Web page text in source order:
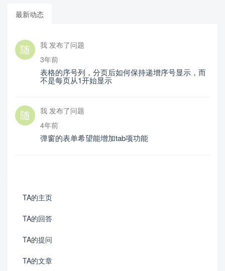
最新动态
我 发布了问题
3年前
表格的序号列，分页后如何保持递增序号显示，而
不是每页从1开始显示
我 发布了问题
4年前
弹窗的表单希望能增加tab项功能
TA的主页
TA的回答
TA的提问
TA的文章